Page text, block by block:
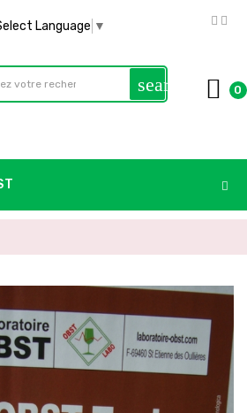
Language ▼
search 0